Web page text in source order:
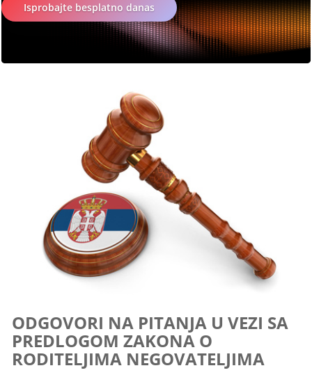
Isprobajte besplatno danas
ODGOVORI NA PITANJA U VEZI SA
PREDLOGOM ZAKONA O
RODITELJIMA NEGOVATELJIMA